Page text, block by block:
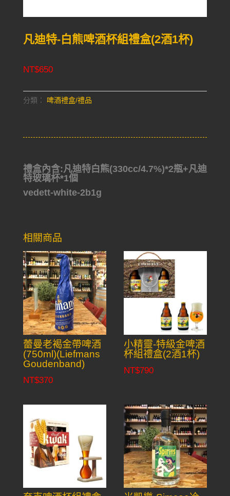
凡迪特-白熊啤酒杯組禮盒(2酒1杯)
NT$650
分類： 啤酒禮盒/禮品
禮盒內含:凡迪特白熊(330cc/4.7%)*2瓶+凡迪
特玻璃杯*1個
vedett-white-2b1g
相關商品
蕾曼老褐金帶啤酒
(750ml)(Liefmans
Goudenband)
NT$370
小精靈-特級金啤酒
杯組禮盒(2酒1杯)
NT$790